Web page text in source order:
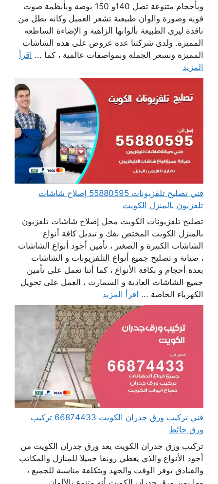
وبأحجام متنوعة تصل 140و 150 بوصة وبأنظمة صوت
قوية وصورة والوان طبيعية تشعر العميل وكانه يطل من
نافذة ليرى الطبيعة بألوانها الزاهية و الإضاءة الساطعة
المميزة. ولدى شركتنا عدة عروض على هذه الشاشات
المميزة وبسعر الجملة وبمواصفات عالمية ، كما ... اقرأ
المزيد
فني تصليح تلفزيونات 55880595 إصلاح شاشات
تلفزيون بالمنزل الكويت
تصليح تلفزيونات الكويت محل إصلاح شاشات تلفزيون
بالمنزل الكويت المختص بفك و تبديل كافة أنواع
الشاشات الكبيرة و الصغير ، تأمين أجود أنواع الشاشات
، صيانة و تصليح جميع أنواع التلفزيونات و الشاشات
بعدة أحجام و بكافة الأنواع ، كما أننا نعمل على تأمين
جميع الشاشات العادية و السمارت ، العمل على تحويل
الكهرباء الخاصة ... اقرأ المزيد
فني تركيب ورق جدران الكويت 66874433 تركيب
ورق حائط
تركيب ورق جدران الكويت يعد ورق جدران الكويت من
أجود الأنواع والذي يعطي رونقا جميلا للمنازل والمكاتب
والفنادق يوفر الوقت والجهد وبتكلفة مناسبة للجميع ،